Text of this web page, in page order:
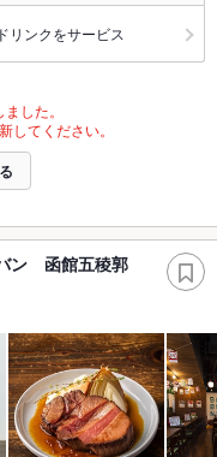
リンクをサービス
した。
してください。
ン 函館五稜郭